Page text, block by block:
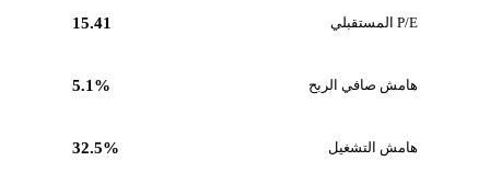
P/E المستقبلي 15.41
هامش صافي الربح 5.1%
هامش التشغيل 32.5%